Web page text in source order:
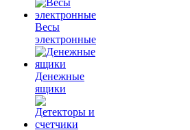
Весы
электронные
Денежные
ящики